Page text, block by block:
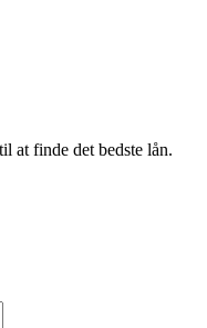
at finde det bedste lån.